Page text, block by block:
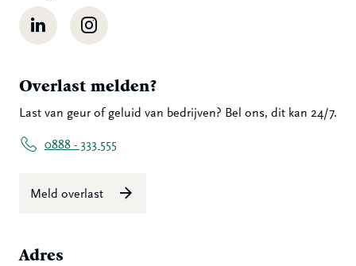
LinkedIn Instagram
Overlast melden?
Last van geur of geluid van bedrijven? Bel ons, dit kan 24/7.
0888 - 333 555
Meld overlast
Adres